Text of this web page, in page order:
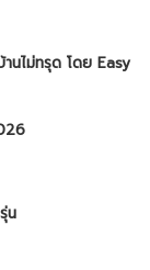
นไม่ทรุด โดย Easy
น